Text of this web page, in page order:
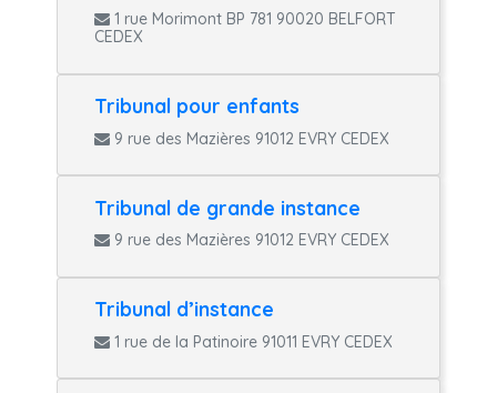
1 rue Morimont BP 781 90020 BELFORT
CEDEX
Tribunal pour enfants
9 rue des Mazières 91012 EVRY CEDEX
Tribunal de grande instance
9 rue des Mazières 91012 EVRY CEDEX
Tribunal d’instance
1 rue de la Patinoire 91011 EVRY CEDEX